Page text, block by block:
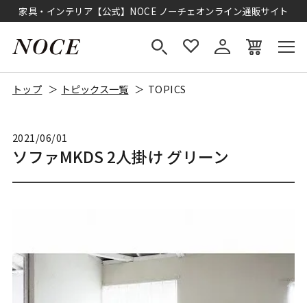
家具・インテリア【公式】NOCE ノーチェオンライン通販サイト
トップ トピックス一覧 TOPICS
2021/06/01
ソファMKDS 2人掛け グリーン